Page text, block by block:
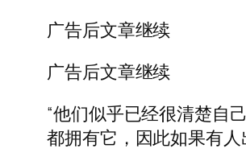
广告后文章继续
广告后文章继续
“他们似乎已经很清楚自
都拥有它，因此如果有